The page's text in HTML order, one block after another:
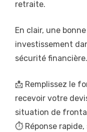
retraite.
En clair, une
investissement
sécurité financière.
📩 Remplissez le
recevoir votre
situation de
⏱️ Réponse